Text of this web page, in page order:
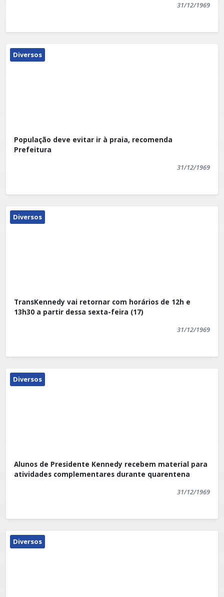
31/12/1969
Diversos
População deve evitar ir à praia, recomenda
Prefeitura
31/12/1969
Diversos
TransKennedy vai retornar com horários de 12h e
13h30 a partir dessa sexta-feira (17)
31/12/1969
Diversos
Alunos de Presidente Kennedy recebem material para
atividades complementares durante quarentena
31/12/1969
Diversos